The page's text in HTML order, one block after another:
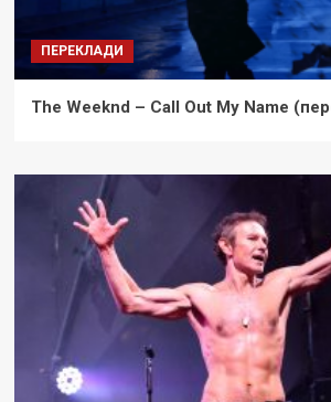
ПЕРЕКЛАДИ
The Weeknd – Call Out My Name